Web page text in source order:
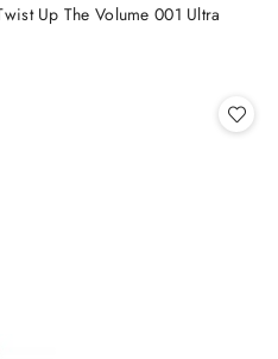
Up The Volume 001 Ultra